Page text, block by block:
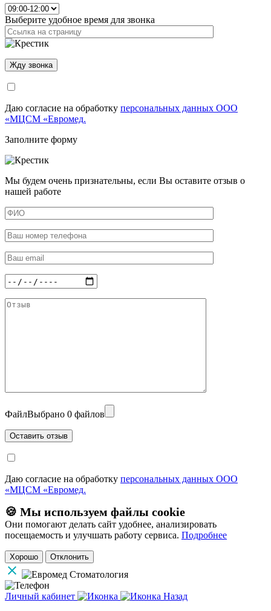
Выберите удобное время для звонка
Даю согласие на обработку персональных данных ООО
«МЦСМ «Евромед.
Заполните форму
Мы будем очень признательны, если Вы оставите отзыв о
нашей работе
ФайлВыбрано 0 файлов
Даю согласие на обработку персональных данных ООО
«МЦСМ «Евромед.
🍪 Мы используем файлы cookie
Они помогают делать сайт удобнее, анализировать
посещаемость и улучшать работу сервиса. Подробнее
Хорошо Отклонить
Личный кабинет
Назад